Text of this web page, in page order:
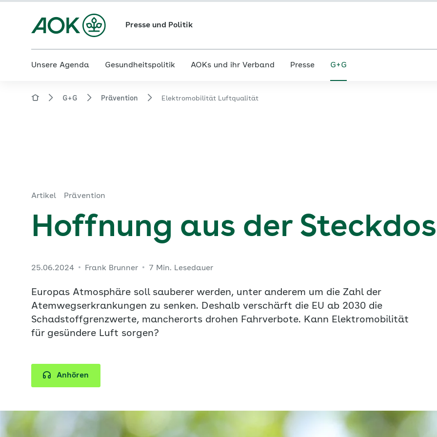
Presse und Politik
Unsere Agenda Gesundheitspolitik AOKs und ihr Verband Presse G+G
G+G Prävention Elektromobilität Luftqualität
Artikel Prävention
Hoffnung aus der
25.06.2024 Frank Brunner 7 Min. Lesedauer
Europas Atmosphäre soll sauberer werden, unter anderem um die Zahl der
Atemwegserkrankungen zu senken. Deshalb verschärft die EU ab 2030 die
Schadstoffgrenzwerte, mancherorts drohen Fahrverbote. Kann Elektromobilität
für gesündere Luft sorgen?
Anhören